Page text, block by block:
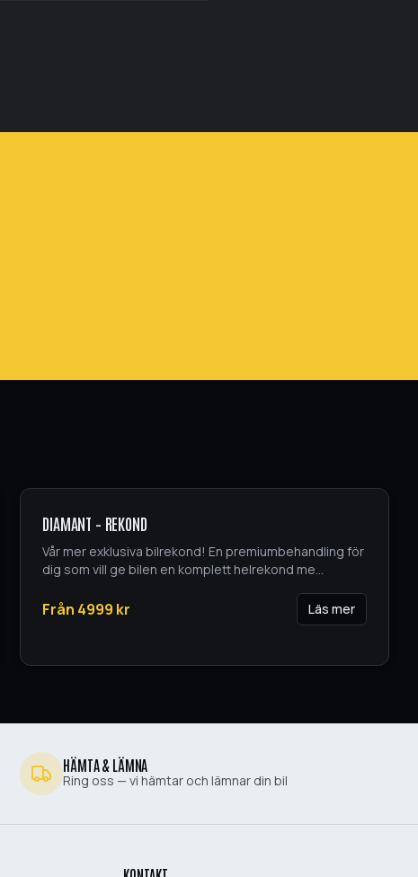
DIAMANT – REKOND
Vår mer exklusiva bilrekond! En premiumbehandling för
dig som vill ge bilen en komplett helrekond me...
Från 4999 kr Läs mer
HÄMTA & LÄMNA
Ring oss — vi hämtar och lämnar din bil